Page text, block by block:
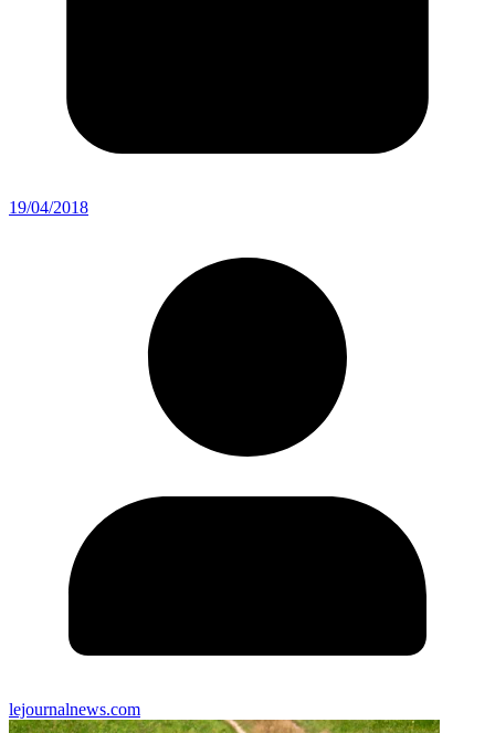
19/04/2018
lejournalnews.com